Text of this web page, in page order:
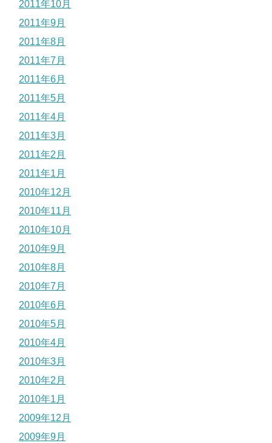
2011年10月
2011年9月
2011年8月
2011年7月
2011年6月
2011年5月
2011年4月
2011年3月
2011年2月
2011年1月
2010年12月
2010年11月
2010年10月
2010年9月
2010年8月
2010年7月
2010年6月
2010年5月
2010年4月
2010年3月
2010年2月
2010年1月
2009年12月
2009年9月